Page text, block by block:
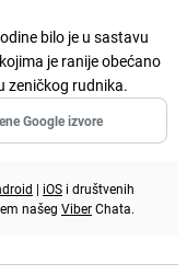
bilo je u sastavu
je ranije obećano
zeničkog rudnika.
Google izvore
| iOS i društvenih
našeg ViberChata.